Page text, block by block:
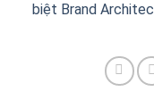
biệt Brand